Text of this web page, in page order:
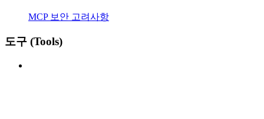
MCP 보안 고려사항
도구 (Tools)